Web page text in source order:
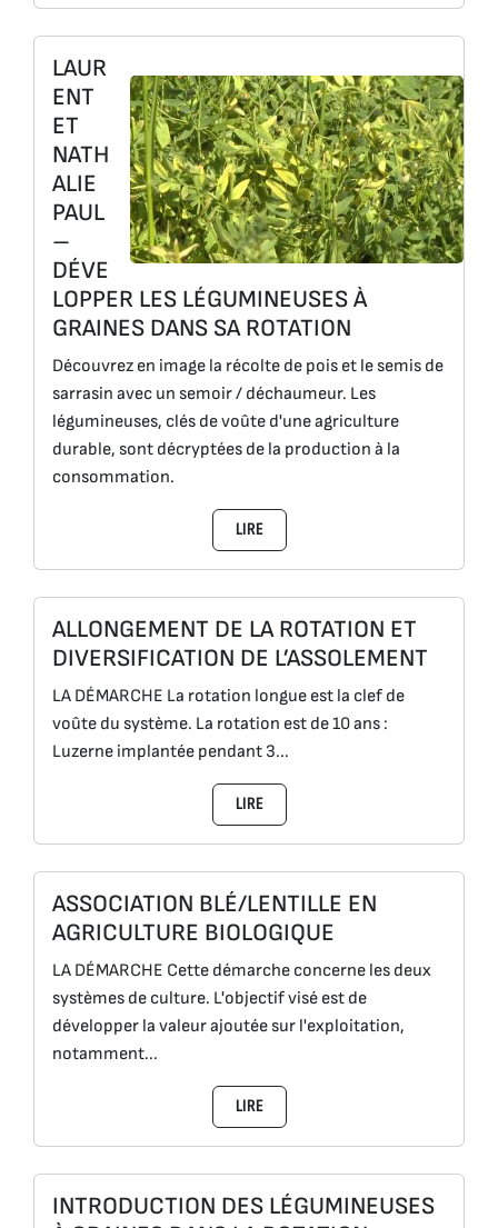
LAUR
ENT
ET
NATH
ALIE
PAUL
–
DÉVE
LOPPER LES LÉGUMINEUSES À
GRAINES DANS SA ROTATION
Découvrez en image la récolte de pois et le semis de
sarrasin avec un semoir / déchaumeur. Les
légumineuses, clés de voûte d'une agriculture
durable, sont décryptées de la production à la
consommation.
LIRE
ALLONGEMENT DE LA ROTATION ET
DIVERSIFICATION DE L’ASSOLEMENT
LA DÉMARCHE La rotation longue est la clef de
voûte du système. La rotation est de 10 ans :
Luzerne implantée pendant 3...
LIRE
ASSOCIATION BLÉ/LENTILLE EN
AGRICULTURE BIOLOGIQUE
LA DÉMARCHE Cette démarche concerne les deux
systèmes de culture. L'objectif visé est de
développer la valeur ajoutée sur l'exploitation,
notamment...
LIRE
INTRODUCTION DES LÉGUMINEUSES